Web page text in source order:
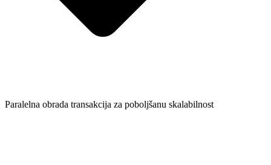
Paralelna obrada transakcija za poboljšanu skalabilnost